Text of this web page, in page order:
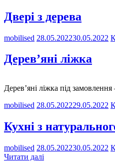
Двері з дерева
mobilised 28.05.202230.05.2022
Дерев’яні ліжка
Дерев’яні ліжка під
mobilised 28.05.202229.05.2022
Кухні з
mobilised 28.05.202230.05.2022
Читати далі